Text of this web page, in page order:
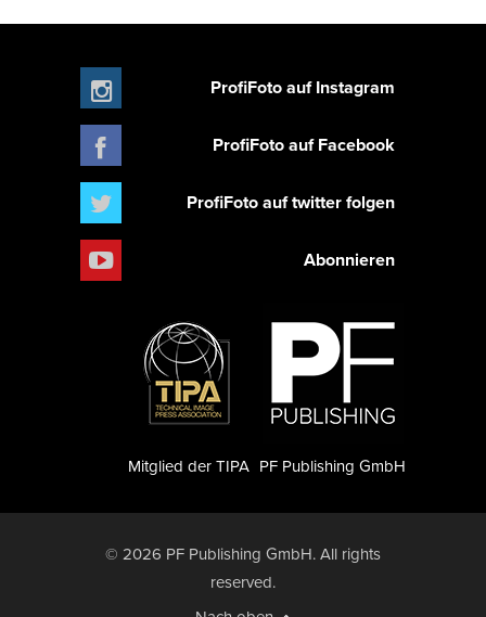
ProfiFoto auf Instagram
ProfiFoto auf Facebook
ProfiFoto auf twitter folgen
Abonnieren
PF Publishing GmbH
Mitglied der TIPA
© 2026 PF Publishing GmbH. All rights
reserved.